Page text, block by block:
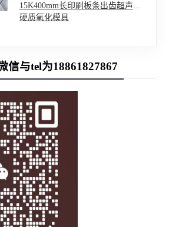
15K400mm长印刷板条出齿超声波
硬质氧化模具
信与tel为18861827867